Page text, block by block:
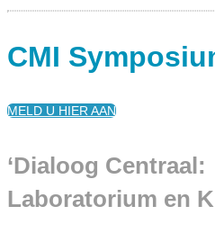
CMI
MELD U HIER AAN
‘Dialoog Centraal:
Laboratorium en